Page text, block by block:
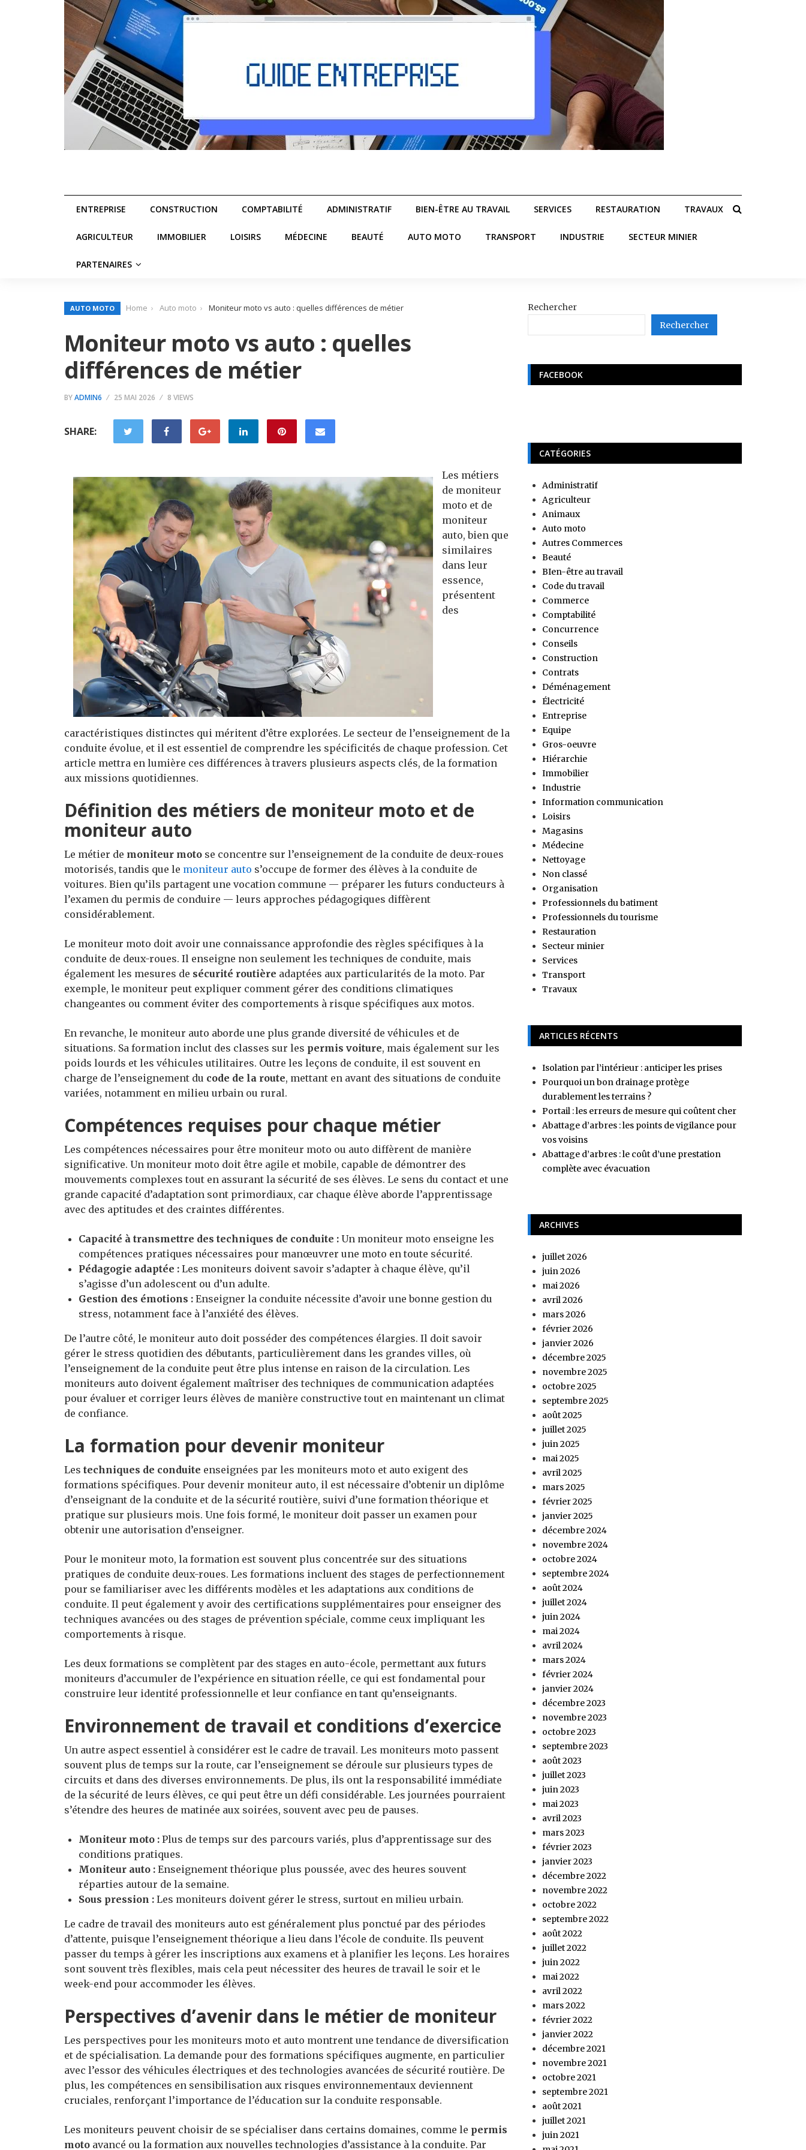
ENTREPRISE CONSTRUCTION COMPTABILITÉ ADMINISTRATIF BIEN-ÊTRE AU TRAVAIL SERVICES RESTAURATION TRAVAUX
AGRICULTEUR IMMOBILIER LOISIRS MÉDECINE BEAUTÉ AUTO MOTO TRANSPORT INDUSTRIE SECTEUR MINIER
PARTENAIRES
AUTO MOTO Home Auto moto Moniteur moto vs auto : quelles différences de métier
Moniteur moto vs auto : quelles
différences de métier
BYADMIN6 25 MAI 2026 8 VIEWS
SHARE:
Les métiers
de moniteur
moto et de
moniteur
auto, bien que
similaires
dans leur
essence,
présentent
des
caractéristiques distinctes qui méritent d’être explorées. Le secteur de l’enseignement de la
conduite évolue, et il est essentiel de comprendre les spécificités de chaque profession. Cet
article mettra en lumière ces différences à travers plusieurs aspects clés, de la formation
aux missions quotidiennes.
Définition des métiers de moniteur moto et de
moniteur auto
Le métier de moniteur moto se concentre sur l’enseignement de la conduite de deux-roues
motorisés, tandis que le moniteur auto s’occupe de former des élèves à la conduite de
voitures. Bien qu’ils partagent une vocation commune — préparer les futurs conducteurs à
l’examen du permis de conduire — leurs approches pédagogiques diffèrent
considérablement.
Le moniteur moto doit avoir une connaissance approfondie des règles spécifiques à la
conduite de deux-roues. Il enseigne non seulement les techniques de conduite, mais
également les mesures de sécurité routière adaptées aux particularités de la moto. Par
exemple, le moniteur peut expliquer comment gérer des conditions climatiques
changeantes ou comment éviter des comportements à risque spécifiques aux motos.
En revanche, le moniteur auto aborde une plus grande diversité de véhicules et de
situations. Sa formation inclut des classes sur les permis voiture, mais également sur les
poids lourds et les véhicules utilitaires. Outre les leçons de conduite, il est souvent en
charge de l’enseignement du code de la route, mettant en avant des situations de conduite
variées, notamment en milieu urbain ou rural.
Compétences requises pour chaque métier
Les compétences nécessaires pour être moniteur moto ou auto diffèrent de manière
significative. Un moniteur moto doit être agile et mobile, capable de démontrer des
mouvements complexes tout en assurant la sécurité de ses élèves. Le sens du contact et une
grande capacité d’adaptation sont primordiaux, car chaque élève aborde l’apprentissage
avec des aptitudes et des craintes différentes.
Capacité à transmettre des techniques de conduite : Un moniteur moto enseigne les
compétences pratiques nécessaires pour manœuvrer une moto en toute sécurité.
Pédagogie adaptée : Les moniteurs doivent savoir s’adapter à chaque élève, qu’il
s’agisse d’un adolescent ou d’un adulte.
Gestion des émotions : Enseigner la conduite nécessite d’avoir une bonne gestion du
stress, notamment face à l’anxiété des élèves.
De l’autre côté, le moniteur auto doit posséder des compétences élargies. Il doit savoir
gérer le stress quotidien des débutants, particulièrement dans les grandes villes, où
l’enseignement de la conduite peut être plus intense en raison de la circulation. Les
moniteurs auto doivent également maîtriser des techniques de communication adaptées
pour évaluer et corriger leurs élèves de manière constructive tout en maintenant un climat
de confiance.
La formation pour devenir moniteur
Les techniques de conduite enseignées par les moniteurs moto et auto exigent des
formations spécifiques. Pour devenir moniteur auto, il est nécessaire d’obtenir un diplôme
d’enseignant de la conduite et de la sécurité routière, suivi d’une formation théorique et
pratique sur plusieurs mois. Une fois formé, le moniteur doit passer un examen pour
obtenir une autorisation d’enseigner.
Pour le moniteur moto, la formation est souvent plus concentrée sur des situations
pratiques de conduite deux-roues. Les formations incluent des stages de perfectionnement
pour se familiariser avec les différents modèles et les adaptations aux conditions de
conduite. Il peut également y avoir des certifications supplémentaires pour enseigner des
techniques avancées ou des stages de prévention spéciale, comme ceux impliquant les
comportements à risque.
Les deux formations se complètent par des stages en auto-école, permettant aux futurs
moniteurs d’accumuler de l’expérience en situation réelle, ce qui est fondamental pour
construire leur identité professionnelle et leur confiance en tant qu’enseignants.
Environnement de travail et conditions d’exercice
Un autre aspect essentiel à considérer est le cadre de travail. Les moniteurs moto passent
souvent plus de temps sur la route, car l’enseignement se déroule sur plusieurs types de
circuits et dans des diverses environnements. De plus, ils ont la responsabilité immédiate
de la sécurité de leurs élèves, ce qui peut être un défi considérable. Les journées pourraient
s’étendre des heures de matinée aux soirées, souvent avec peu de pauses.
Moniteur moto : Plus de temps sur des parcours variés, plus d’apprentissage sur des
conditions pratiques.
Moniteur auto : Enseignement théorique plus poussée, avec des heures souvent
réparties autour de la semaine.
Sous pression : Les moniteurs doivent gérer le stress, surtout en milieu urbain.
Le cadre de travail des moniteurs auto est généralement plus ponctué par des périodes
d’attente, puisque l’enseignement théorique a lieu dans l’école de conduite. Ils peuvent
passer du temps à gérer les inscriptions aux examens et à planifier les leçons. Les horaires
sont souvent très flexibles, mais cela peut nécessiter des heures de travail le soir et le
week-end pour accommoder les élèves.
Perspectives d’avenir dans le métier de moniteur
Les perspectives pour les moniteurs moto et auto montrent une tendance de diversification
et de spécialisation. La demande pour des formations spécifiques augmente, en particulier
avec l’essor des véhicules électriques et des technologies avancées de sécurité routière. De
plus, les compétences en sensibilisation aux risques environnementaux deviennent
cruciales, renforçant l’importance de l’éducation sur la conduite responsable.
Les moniteurs peuvent choisir de se spécialiser dans certains domaines, comme le permis
moto avancé ou la formation aux nouvelles technologies d’assistance à la conduite. Par
Rechercher
Rechercher
FACEBOOK
CATÉGORIES
Administratif
Agriculteur
Animaux
Auto moto
Autres Commerces
Beauté
BIen-être au travail
Code du travail
Commerce
Comptabilité
Concurrence
Conseils
Construction
Contrats
Déménagement
Électricité
Entreprise
Equipe
Gros-oeuvre
Hiérarchie
Immobilier
Industrie
Information communication
Loisirs
Magasins
Médecine
Nettoyage
Non classé
Organisation
Professionnels du batiment
Professionnels du tourisme
Restauration
Secteur minier
Services
Transport
Travaux
ARTICLES RÉCENTS
Isolation par l’intérieur : anticiper les prises
Pourquoi un bon drainage protège
durablement les terrains ?
Portail : les erreurs de mesure qui coûtent cher
Abattage d’arbres : les points de vigilance pour
vos voisins
Abattage d’arbres : le coût d’une prestation
complète avec évacuation
ARCHIVES
juillet 2026
juin 2026
mai 2026
avril 2026
mars 2026
février 2026
janvier 2026
décembre 2025
novembre 2025
octobre 2025
septembre 2025
août 2025
juillet 2025
juin 2025
mai 2025
avril 2025
mars 2025
février 2025
janvier 2025
décembre 2024
novembre 2024
octobre 2024
septembre 2024
août 2024
juillet 2024
juin 2024
mai 2024
avril 2024
mars 2024
février 2024
janvier 2024
décembre 2023
novembre 2023
octobre 2023
septembre 2023
août 2023
juillet 2023
juin 2023
mai 2023
avril 2023
mars 2023
février 2023
janvier 2023
décembre 2022
novembre 2022
octobre 2022
septembre 2022
août 2022
juillet 2022
juin 2022
mai 2022
avril 2022
mars 2022
février 2022
janvier 2022
décembre 2021
novembre 2021
octobre 2021
septembre 2021
août 2021
juillet 2021
juin 2021